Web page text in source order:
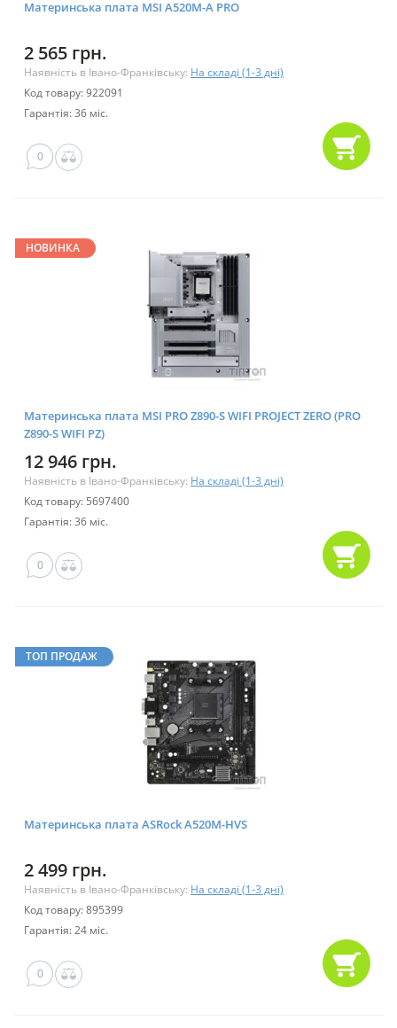
Материнська плата MSI A520M-A PRO
2 565 грн.
Наявність в Івано-Франківську: На складі (1-3 дні)
Код товару: 922091
Гарантія: 36 міс.
0
НОВИНКА
Материнська плата MSI PRO Z890-S WIFI PROJECT ZERO (PRO
Z890-S WIFI PZ)
12 946 грн.
Наявність в Івано-Франківську: На складі (1-3 дні)
Код товару: 5697400
Гарантія: 36 міс.
0
ТОП ПРОДАЖ
Материнська плата ASRock A520M-HVS
2 499 грн.
Наявність в Івано-Франківську: На складі (1-3 дні)
Код товару: 895399
Гарантія: 24 міс.
0